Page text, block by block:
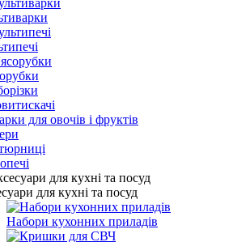
для овочів і фруктів
для кухні та посуд
Набори кухонних приладів